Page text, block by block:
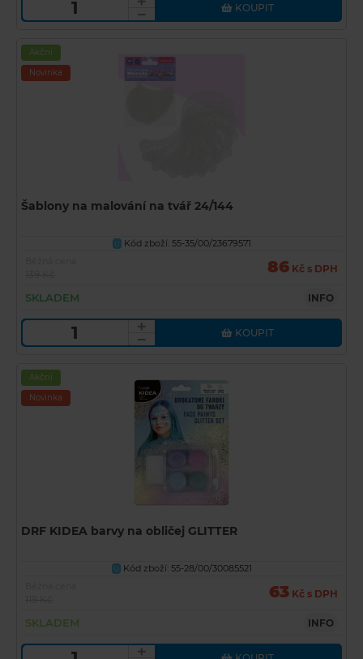
KOUPIT
Akční
Novinka
Šablony na malování na tvář 24/144
U Kód zboží: 55-35/00/23679571
86 Kč s DPH
SKLADEM INFO
KOUPIT
Akční
Novinka
DRF KIDEA barvy na obličej GLITTER
U Kód zboží: 55-28/00/30085521
63 Kč s DPH
SKLADEM INFO